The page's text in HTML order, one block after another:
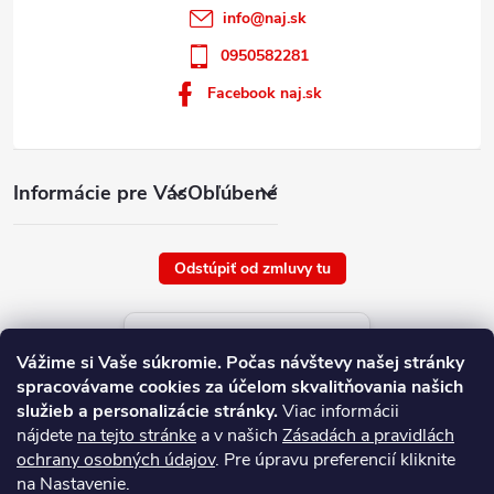
Vážime si Vaše súkromie. Počas návštevy našej stránky
spracovávame cookies za účelom skvalitňovania našich
služieb a personalizácie stránky.Viac informácii
nájdete na tejto stránke a v našich Zásadách a pravidlách
ochrany osobných údajov. Pre úpravu preferencií kliknite
na Nastavenie.
Informácie pre VásObľúbené
info@naj.sk
0950582281
Facebook naj.sk
Odstúpiť od zmluvy tu
Aktuálne ceny tovaru
platné od : 9/8/2026